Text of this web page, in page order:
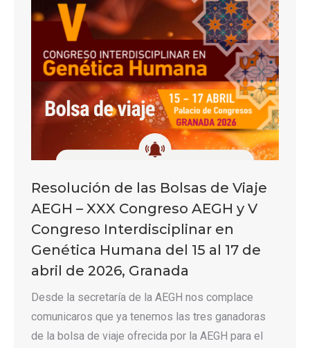
Resolución de las Bolsas de Viaje
AEGH – XXX Congreso AEGH y V
Congreso Interdisciplinar en
Genética Humana del 15 al 17 de
abril de 2026, Granada
Desde la secretaría de la AEGH nos complace
comunicaros que ya tenemos las tres ganadoras
de la bolsa de viaje ofrecida por la AEGH para el